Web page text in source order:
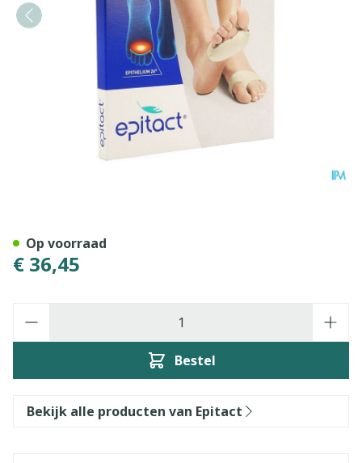
€ 36,45
Bestel
Op voorraad
Bekijk alle producten van Epitact